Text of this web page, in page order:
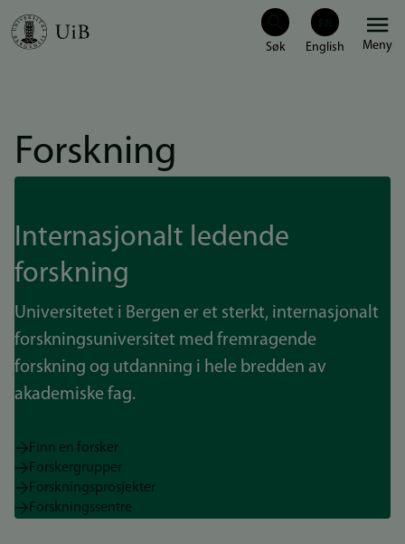
Hopp
Meny
Forskning
Internasjonalt ledende
forskning
Universitetet i Bergen er et sterkt, internasjonalt
forskningsuniversitet med fremragende
forskning og utdanning i hele bredden av
akademiske fag.
Finn en forsker
Forskergrupper
Forskningsprosjekter
Forskningssentre